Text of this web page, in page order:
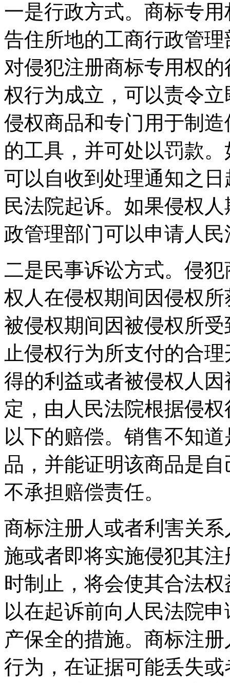
一是行政方式。商标专
告住所地的工商行政管
对侵犯注册商标专用权
权行为成立，可以责令
侵权商品和专门用于制
的工具，并可处以罚款
可以自收到处理通知之
民法院起诉。如果侵权
政管理部门可以申请人
二是民事诉讼方式。侵
权人在侵权期间因侵权
被侵权期间因被侵权所
止侵权行为所支付的合
得的利益或者被侵权人
定，由人民法院根据侵
以下的赔偿。销售不知
品，并能证明该商品是
不承担赔偿责任。
商标注册人或者利害关
施或者即将实施侵犯其
时制止，将会使其合法
以在起诉前向人民法院
产保全的措施。商标注
行为，在证据可能丢失